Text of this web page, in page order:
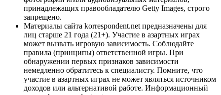
принадлежащих правообладателю Getty Images, строго
запрещено.
Материалы сайта korrespondent.net предназначены для
лиц старше 21 года (21+). Участие в азартных играх
может вызвать игровую зависимость. Соблюдайте
правила (принципы) ответственной игры. При
обнаружении первых признаков зависимости
немедленно обратитесь к специалисту. Помните, что
участие в азартных играх не может являться источником
доходов или альтернативой работе. Информационный